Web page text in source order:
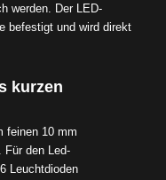
werden. Der LED-
befestigt und wird direkt
kurzen
feinen 10 mm
den Led-
Leuchtdioden